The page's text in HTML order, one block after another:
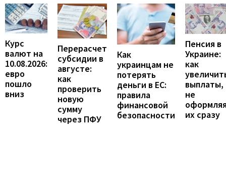
Курс
валют на
10.08.2026:
евро
пошло
вниз
Перерасчет
субсидии в
августе:
как
проверить
новую
сумму
через ПФУ
Как
украинцам не
потерять
деньги в ЕС:
правила
финансовой
безопасности
Пенсия в
Украине:
как
выплаты,
не
их сразу